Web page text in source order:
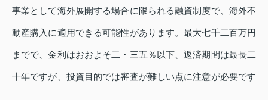
事業として海外展開する場合に限られる融資制度で、海外不
動産購入に適用できる可能性があります。最大七千二百万円
までで、金利はおおよそ二・三五％以下、返済期間は最長二
十年ですが、投資目的では審査が難しい点に注意が必要です